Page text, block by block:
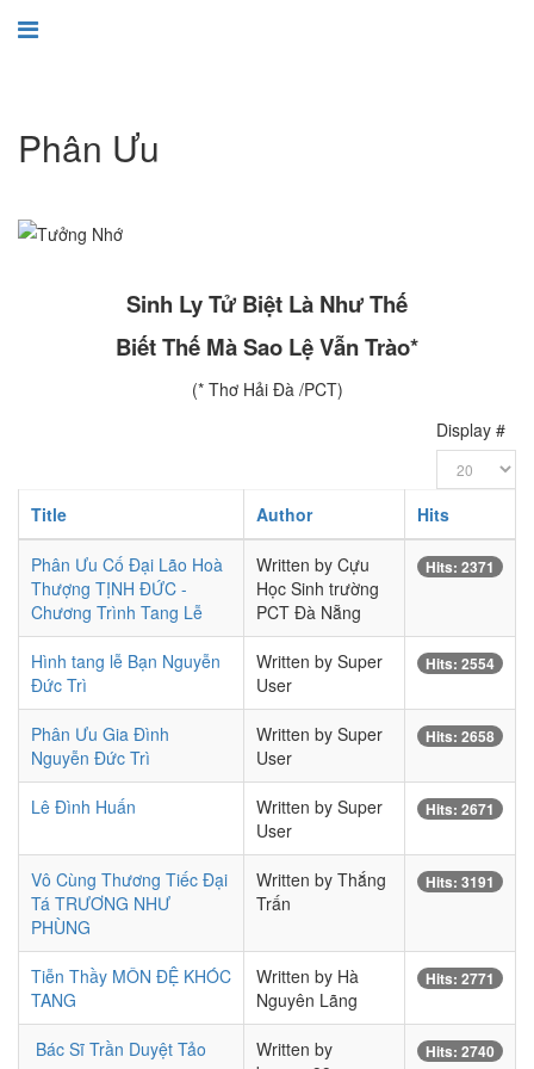
Phân Ưu
Sinh Ly Tử Biệt Là Như Thế
Biết Thế Mà Sao Lệ Vẫn Trào*
(* Thơ Hải Đà /PCT)
Display #
Title Author Hits
Phân Ưu Cố Đại Lão Hoà
Thượng TỊNH ĐỨC -
Chương Trình Tang Lễ
Written by Cựu
Học Sinh trường
PCT Đà Nẵng
Hits: 2371
Hình tang lễ Bạn Nguyễn
Đức Trì
Written by Super
User
Hits: 2554
Phân Ưu Gia Đình
Nguyễn Đức Trì
Written by Super
User
Hits: 2658
Lê Đình Huấn
Written by Super
User
Hits: 2671
Vô Cùng Thương Tiếc Đại
Tá TRƯƠNG NHƯ
PHÙNG
Written by Thắng
Trấn
Hits: 3191
Tiễn Thầy MÔN ĐỆ KHÓC
TANG
Written by Hà
Nguyên Lãng
Hits: 2771
Bác Sĩ Trần Duyệt Tảo
Written by
Hits: 2740